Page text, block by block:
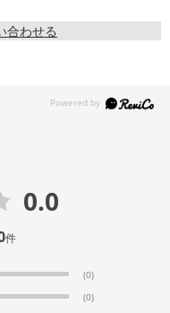
合わせる
0.0
件
(0)
(0)